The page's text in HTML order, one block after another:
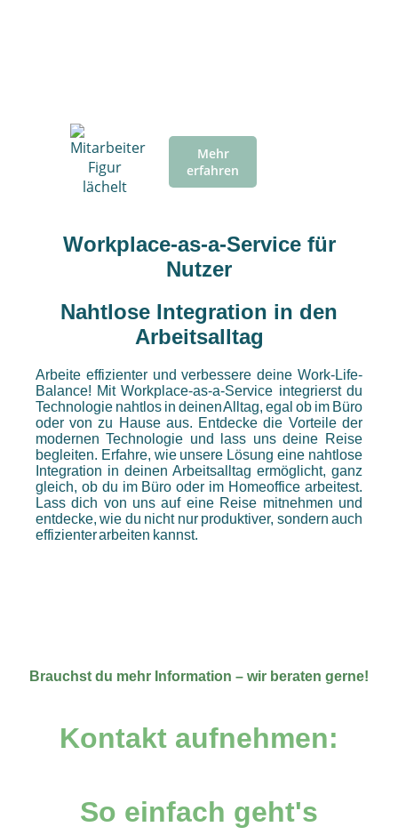
Workplace-as-a-Service für
Nutzer
Nahtlose Integration in den
Arbeitsalltag
Arbeite effizienter und verbessere deine Work-Life-
Balance! Mit Workplace-as-a-Service integrierst du
Technologie nahtlos in deinen Alltag, egal ob im Büro
oder von zu Hause aus. Entdecke die Vorteile der
modernen Technologie und lass uns deine Reise
begleiten. Erfahre, wie unsere Lösung eine nahtlose
Integration in deinen Arbeitsalltag ermöglicht, ganz
gleich, ob du im Büro oder im Homeoffice arbeitest.
Lass dich von uns auf eine Reise mitnehmen und
entdecke, wie du nicht nur produktiver, sondern auch
effizienter arbeiten kannst.
Mehr
erfahren
Brauchst du mehr Information – wir beraten gerne!
Kontakt aufnehmen:
So einfach geht's